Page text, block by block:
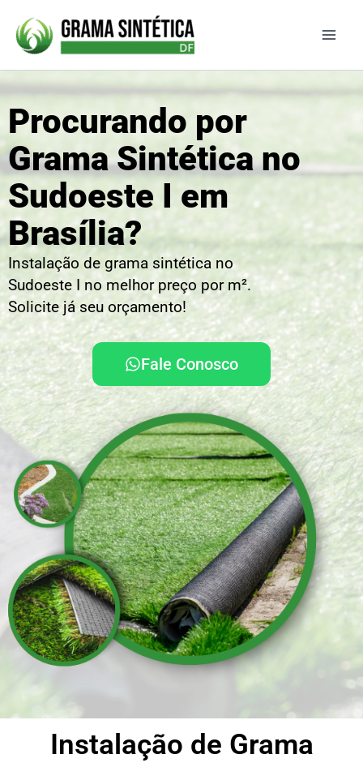
para
conteúdo
Procurando por
Grama Sintética no
Sudoeste I em
Brasília?
Instalação de grama sintética no
Sudoeste I no melhor preço por m².
Solicite já seu orçamento!
Fale Conosco
Instalação de Grama